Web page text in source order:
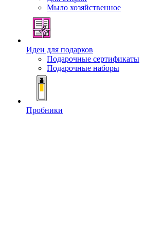
Мыло хозяйственное
Идеи для подарков
Подарочные сертификаты
Подарочные наборы
Пробники